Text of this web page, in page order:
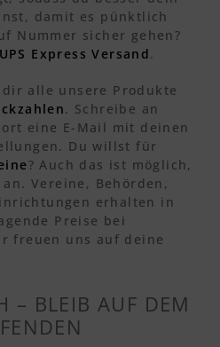
damit es pünktlich
Nummer sicher gehen?
Express Versand.
alle unsere Produkte
. Schreibe an
eine E-Mail mit deinen
Du willst für
? Auch das ist möglich,
Vereine, Behörden,
erhalten in
Preise bei
freuen uns auf deine
– BLEIB AUF DEM